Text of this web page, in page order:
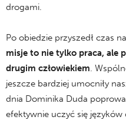
drogami.
Po obiedzie przyszedł czas
misje to nie tylko praca, ale
drugim człowiekiem.
jeszcze bardziej umocniły
dnia Dominika Duda
efektywnie uczyć się